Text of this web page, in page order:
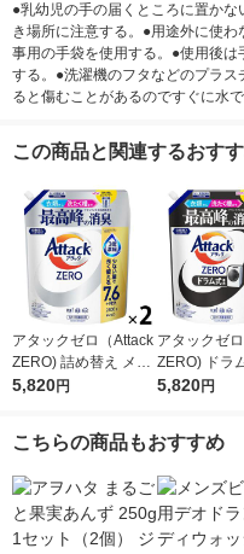
●乳幼児の手の届くところに置か
き場所に注意する。●用途外に使
事用の手袋を使用する。●使用後
する。●洗濯機のフタなどのプラ
ると傷むことがあるのですぐに水で
この商品と関連するおす
アタックゼロ（Attack
ZERO) 詰め替え メガ
ジャンボ 2300g 1セッ
5,820円
アタックゼ
ZERO) ドラ
詰め替え メ
5,820円
こちらの商品もおすすめ